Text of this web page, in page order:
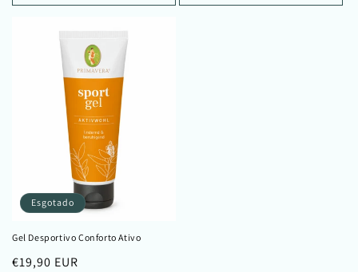
Esgotado
Gel Desportivo Conforto Ativo
Preço
€19,90 EUR